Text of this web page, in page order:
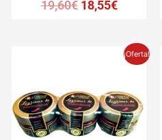
19,60€ 18,55€
¡Oferta!
era:
15,30€.
El
precio
es:
11,55€.